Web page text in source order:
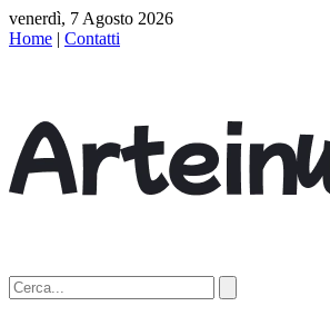
venerdì, 7 Agosto 2026
Home | Contatti